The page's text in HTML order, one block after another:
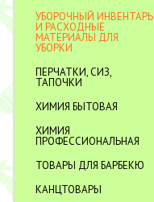
УБОРОЧНЫЙ ИНВЕНТАРЬ
И РАСХОДНЫЕ
МАТЕРИАЛЫ ДЛЯ
УБОРКИ
ПЕРЧАТКИ, СИЗ,
ТАПОЧКИ
ХИМИЯ БЫТОВАЯ
ХИМИЯ
ПРОФЕССИОНАЛЬНАЯ
ТОВАРЫ ДЛЯ БАРБЕКЮ
КАНЦТОВАРЫ